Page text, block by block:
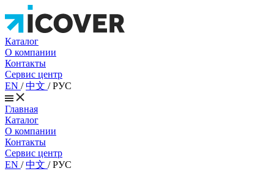
Каталог
О компании
Контакты
Сервис центр
EN /中文 /РУС
Главная
Каталог
О компании
Контакты
Сервис центр
EN /中文 /РУС